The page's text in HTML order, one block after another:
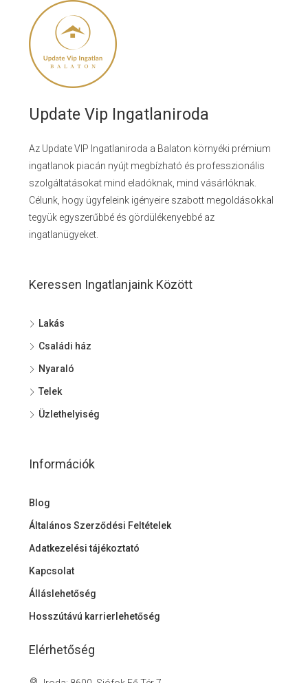
Update Vip Ingatlaniroda
Az Update VIP Ingatlaniroda a Balaton környéki prémium
ingatlanok piacán nyújt megbízható és professzionális
szolgáltatásokat mind eladóknak, mind vásárlóknak.
Célunk, hogy ügyfeleink igényeire szabott megoldásokkal
tegyük egyszerűbbé és gördülékenyebbé az
ingatlanügyeket.
Keressen Ingatlanjaink Között
Lakás
Családi ház
Nyaraló
Telek
Üzlethelyiség
Információk
Blog
Általános Szerződési Feltételek
Adatkezelési tájékoztató
Kapcsolat
Álláslehetőség
Hosszútávú karrierlehetőség
Elérhetőség